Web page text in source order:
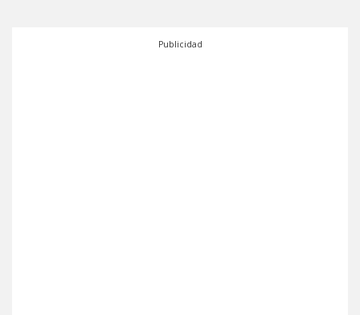
Publicidad